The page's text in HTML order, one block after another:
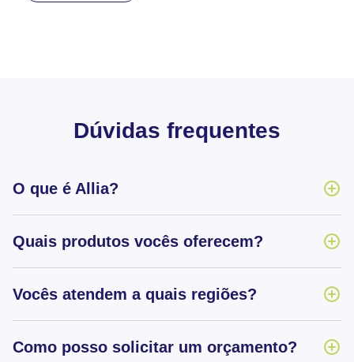
Dúvidas frequentes
O que é Allia?
Quais produtos vocês oferecem?
Vocês atendem a quais regiões?
Como posso solicitar um orçamento?